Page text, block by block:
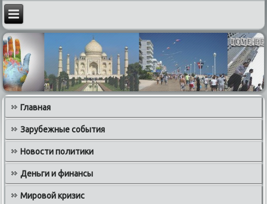
Главная
Зарубежные события
Новости политики
Деньги и финансы
Мировой кризис